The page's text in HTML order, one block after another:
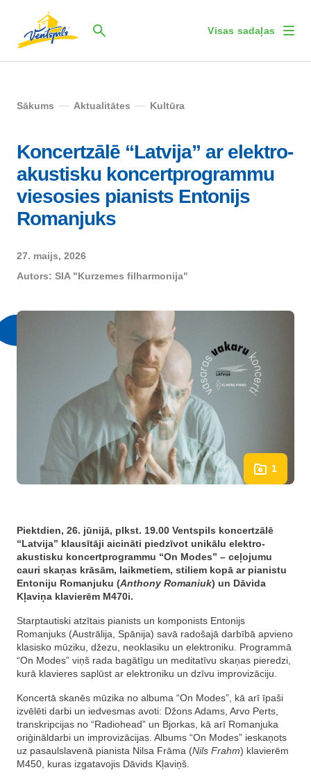
Visas sadaļas
Sākums Aktualitātes Kultūra
Koncertzālē “Latvija” ar elektro-
akustisku koncertprogrammu
viesosies pianists Entonijs
Romanjuks
27. maijs, 2026
Autors: SIA "Kurzemes filharmonija"
1
Piektdien, 26. jūnijā, plkst. 19.00 Ventspils koncertzālē
“Latvija” klausītāji aicināti piedzīvot unikālu elektro-
akustisku koncertprogrammu “On Modes” – ceļojumu
cauri skaņas krāsām, laikmetiem, stiliem kopā ar pianistu
Entoniju Romanjuku (Anthony Romaniuk) un Dāvida
Kļaviņa klavierēm M470i.
Starptautiski atzītais pianists un komponists Entonijs
Romanjuks (Austrālija, Spānija) savā radošajā darbībā apvieno
klasisko mūziku, džezu, neoklasiku un elektroniku. Programmā
“On Modes” viņš rada bagātīgu un meditatīvu skaņas pieredzi,
kurā klavieres saplūst ar elektroniku un dzīvu improvizāciju.
Koncertā skanēs mūzika no albuma “On Modes”, kā arī īpaši
izvēlēti darbi un iedvesmas avoti: Džons Adams, Arvo Perts,
transkripcijas no “Radiohead” un Bjorkas, kā arī Romanjuka
oriģināldarbi un improvizācijas. Albums “On Modes” ieskaņots
uz pasaulslavenā pianista Nilsa Frāma (Nils Frahm) klavierēm
M450, kuras izgatavojis Dāvids Kļaviņš.